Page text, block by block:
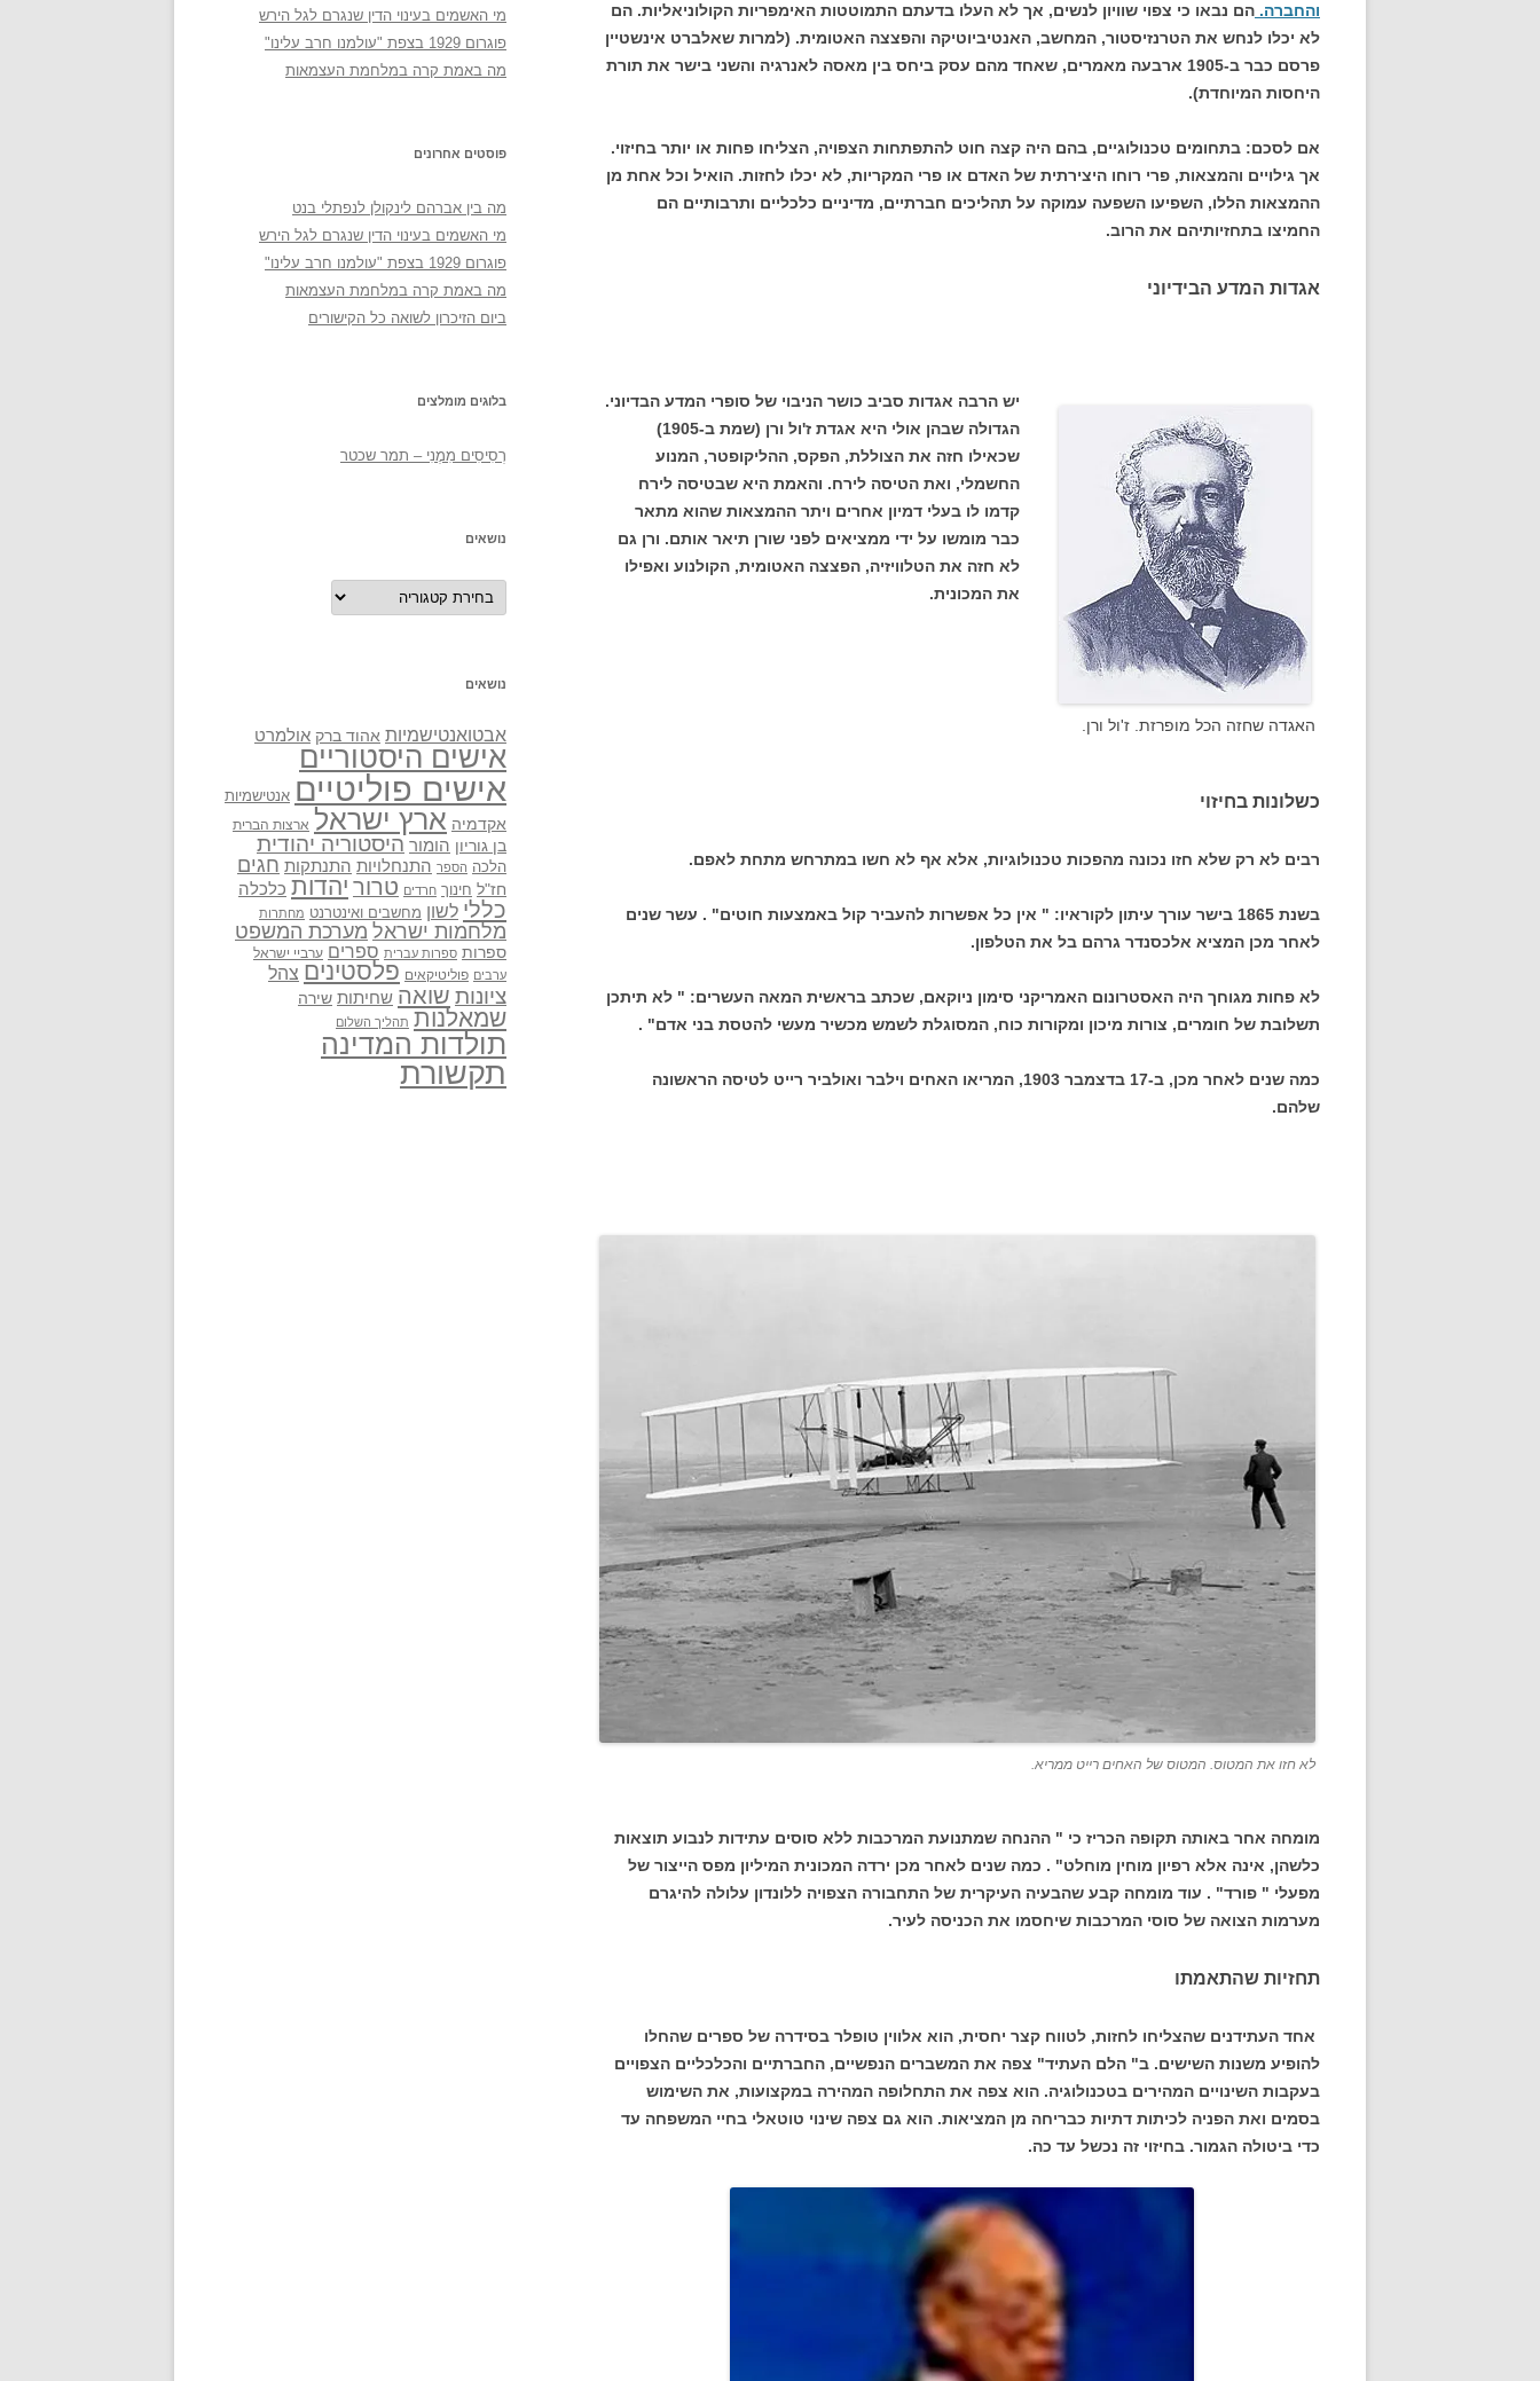
והחברה. הם נבאו כי צפוי שוויון לנשים, אך לא העלו בדעתם התמוטטות האימפריות הקולוניאליות. הם
לא יכלו לנחש את הטרנזיסטור, המחשב, האנטיביוטיקה והפצצה האטומית. (למרות שאלברט אינשטיין
פרסם כבר ב-1905 ארבעה מאמרים, שאחד מהם עסק ביחס בין מאסה לאנרגיה והשני בישר את תורת
היחסות המיוחדת).
אם לסכם: בתחומים טכנולוגיים, בהם היה קצה חוט להתפתחות הצפויה, הצליחו פחות או יותר בחיזוי.
אך גילויים והמצאות, פרי רוחו היצירתית של האדם או פרי המקריות, לא יכלו לחזות. הואיל וכל אחת מן
ההמצאות הללו, השפיעו השפעה עמוקה על תהליכים חברתיים, מדיניים כלכליים ותרבותיים הם
החמיצו בתחזיותיהם את הרוב.
אגדות המדע הבידיוני
האגדה שחזה הכל מופרזת. ז'ול ורן.
יש הרבה אגדות סביב כושר הניבוי של סופרי המדע הבדיוני.
הגדולה שבהן אולי היא אגדת ז'ול ורן (שמת ב-1905)
שכאילו חזה את הצוללת, הפקס, ההליקופטר, המנוע
החשמלי, ואת הטיסה לירח. והאמת היא שבטיסה לירח
קדמו לו בעלי דמיון אחרים ויתר ההמצאות שהוא מתאר
כבר מומשו על ידי ממציאים לפני שורן תיאר אותם. ורן גם
לא חזה את הטלוויזיה, הפצצה האטומית, הקולנוע ואפילו
את המכונית.
כשלונות בחיזוי
רבים לא רק שלא חזו נכונה מהפכות טכנולוגיות, אלא אף לא חשו במתרחש מתחת לאפם.
בשנת 1865 בישר עורך עיתון לקוראיו: " אין כל אפשרות להעביר קול באמצעות חוטים" . עשר שנים
לאחר מכן המציא אלכסנדר גרהם בל את הטלפון.
לא פחות מגוחך היה האסטרונום האמריקני סימון ניוקאם, שכתב בראשית המאה העשרים: " לא תיתכן
תשלובת של חומרים, צורות מיכון ומקורות כוח, המסוגלת לשמש מכשיר מעשי להטסת בני אדם" .
כמה שנים לאחר מכן, ב-17 בדצמבר 1903, המריאו האחים וילבר ואולביר רייט לטיסה הראשונה
שלהם.
לא חזו את המטוס. המטוס של האחים רייט ממריא.
מומחה אחר באותה תקופה הכריז כי " ההנחה שמתנועת המרכבות ללא סוסים עתידות לנבוע תוצאות
כלשהן, אינה אלא רפיון מוחין מוחלט" . כמה שנים לאחר מכן ירדה המכונית המיליון מפס הייצור של
מפעלי " פורד" . עוד מומחה קבע שהבעיה העיקרית של התחבורה הצפויה ללונדון עלולה להיגרם
מערמות הצואה של סוסי המרכבות שיחסמו את הכניסה לעיר.
תחזיות שהתאמתו
אחד העתידנים שהצליחו לחזות, לטווח קצר יחסית, הוא אלווין טופלר בסידרה של ספרים שהחלו
להופיע משנות השישים. ב" הלם העתיד" צפה את המשברים הנפשיים, החברתיים והכלכליים הצפויים
בעקבות השינויים המהירים בטכנולוגיה. הוא צפה את התחלופה המהירה במקצועות, את השימוש
בסמים ואת הפניה לכיתות דתיות כבריחה מן המציאות. הוא גם צפה שינוי טוטאלי בחיי המשפחה עד
כדי ביטולה הגמור. בחיזוי זה נכשל עד כה.
מי האשמים בעינוי הדין שנגרם לגל הירש
פוגרום 1929 בצפת "עולמנו חרב עלינו"
מה באמת קרה במלחמת העצמאות
פוסטים אחרונים
מה בין אברהם לינקולן לנפתלי בנט
מי האשמים בעינוי הדין שנגרם לגל הירש
פוגרום 1929 בצפת "עולמנו חרב עלינו"
מה באמת קרה במלחמת העצמאות
ביום הזיכרון לשואה כל הקישורים
בלוגים מומלצים
רְסִיסִים מִמֶנִי – תמר שכטר
נושאים
נושאים
נושאים
אבטואנטישמיות אהוד ברק אולמרט
אישים היסטוריים
אישים פוליטיים אנטישמיות
אקדמיה ארץ ישראל ארצות הברית
בן גוריון הומור היסטוריה יהודית
הלכה הספר התנחלויות התנתקות חגים
חז"ל חינוך חרדים טרור יהדות כלכלה
כללי לשון מחשבים ואינטרנט מחתרות
מלחמות ישראל מערכת המשפט
ספרות ספרות עברית ספרים ערביי ישראל
ערבים פוליטיקאים פלסטינים צהל
ציונות שואה שחיתות שירה
שמאלנות תהליך השלום
תולדות המדינה
תקשורת